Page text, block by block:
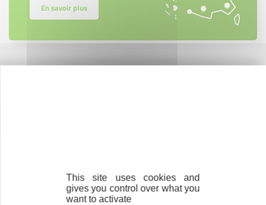
En savoir plus
This site uses cookies and
gives you control over what you
want to activate